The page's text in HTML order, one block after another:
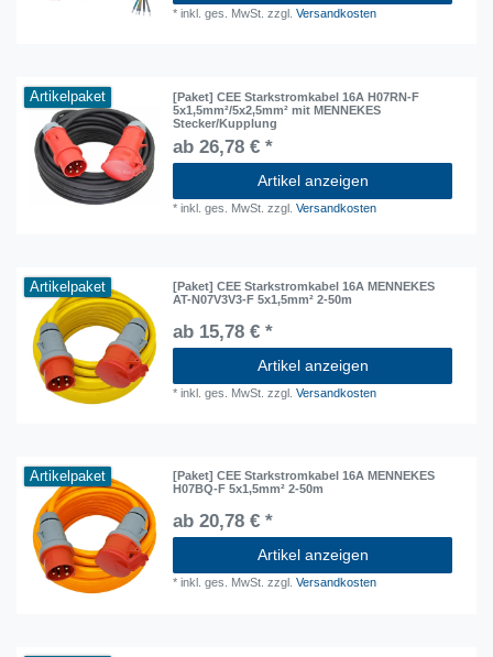
*inkl. ges. MwSt. zzgl.Versandkosten
Artikelpaket
[Paket] CEE Starkstromkabel 16A H07RN-F
5x1,5mm²/5x2,5mm² mit MENNEKES
Stecker/Kupplung
ab 26,78 € *
Artikel anzeigen
*inkl. ges. MwSt. zzgl.Versandkosten
Artikelpaket
[Paket] CEE Starkstromkabel 16A MENNEKES
AT-N07V3V3-F 5x1,5mm² 2-50m
ab 15,78 € *
Artikel anzeigen
*inkl. ges. MwSt. zzgl.Versandkosten
Artikelpaket
[Paket] CEE Starkstromkabel 16A MENNEKES
H07BQ-F 5x1,5mm² 2-50m
ab 20,78 € *
Artikel anzeigen
*inkl. ges. MwSt. zzgl.Versandkosten